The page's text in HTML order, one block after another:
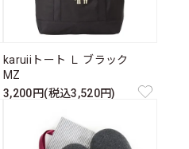
karuiiトート Ｌ ブラック
MZ
3,200円(税込3,520円)